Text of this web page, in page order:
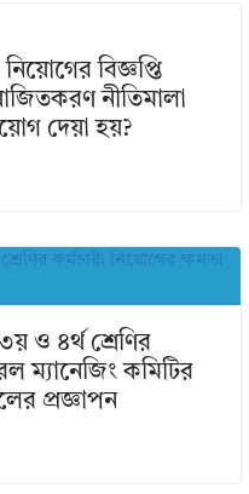
বিজ্ঞপ্তি
নীতিমালা
দেয়া হয়?
ও ৪র্থ শ্রেণির
ম্যানেজিং কমিটির
প্রজ্ঞাপন